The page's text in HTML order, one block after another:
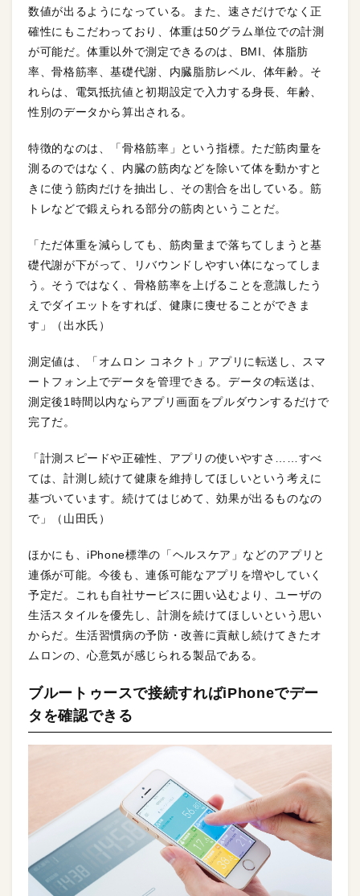
数値が出るようになっている。また、速さだけでなく正
確性にもこだわっており、体重は50グラム単位での計測
が可能だ。体重以外で測定できるのは、BMI、体脂肪
率、骨格筋率、基礎代謝、内臓脂肪レベル、体年齢。そ
れらは、電気抵抗値と初期設定で入力する身長、年齢、
性別のデータから算出される。
特徴的なのは、「骨格筋率」という指標。ただ筋肉量を
測るのではなく、内臓の筋肉などを除いて体を動かすと
きに使う筋肉だけを抽出し、その割合を出している。筋
トレなどで鍛えられる部分の筋肉ということだ。
「ただ体重を減らしても、筋肉量まで落ちてしまうと基
礎代謝が下がって、リバウンドしやすい体になってしま
う。そうではなく、骨格筋率を上げることを意識したう
えでダイエットをすれば、健康に痩せることができま
す」（出水氏）
測定値は、「オムロン コネクト」アプリに転送し、スマ
ートフォン上でデータを管理できる。データの転送は、
測定後1時間以内ならアプリ画面をプルダウンするだけで
完了だ。
「計測スピードや正確性、アプリの使いやすさ……すべ
ては、計測し続けて健康を維持してほしいという考えに
基づいています。続けてはじめて、効果が出るものなの
で」（山田氏）
ほかにも、iPhone標準の「ヘルスケア」などのアプリと
連係が可能。今後も、連係可能なアプリを増やしていく
予定だ。これも自社サービスに囲い込むより、ユーザの
生活スタイルを優先し、計測を続けてほしいという思い
からだ。生活習慣病の予防・改善に貢献し続けてきたオ
ムロンの、心意気が感じられる製品である。
ブルートゥースで接続すればiPhoneでデー
タを確認できる